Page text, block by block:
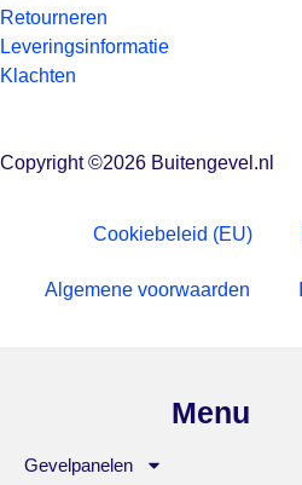
Retourneren
Leveringsinformatie
Klachten
Copyright ©2026 Buitengevel.nl
Cookiebeleid (EU)
Algemene voorwaarden
Menu
Gevelpanelen